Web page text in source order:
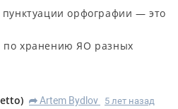
орфографии — это
хранению ЯО разных
) R Artem Bydlov 5 лет назад